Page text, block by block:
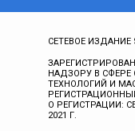
СЕТЕВОЕ ИЗДАНИЕ
НАДЗОРУ В
ТЕХНОЛОГИЙ И
О РЕГИСТРАЦИИ:
2021 Г.